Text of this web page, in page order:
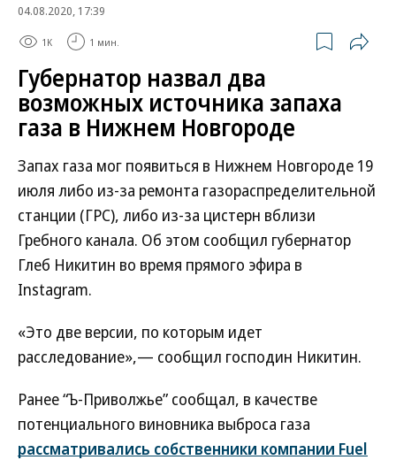
04.08.2020, 17:39
1K 1 мин.
Губернатор назвал два
возможных источника запаха
газа в Нижнем Новгороде
Запах газа мог появиться в Нижнем Новгороде 19
июля либо из-за ремонта газораспределительной
станции (ГРС), либо из-за цистерн вблизи
Гребного канала. Об этом сообщил губернатор
Глеб Никитин во время прямого эфира в
Instagram.
«Это две версии, по которым идет
расследование»,— сообщил господин Никитин.
Ранее “Ъ-Приволжье” сообщал, в качестве
потенциального виновника выброса газа
рассматривались собственники компании Fuel